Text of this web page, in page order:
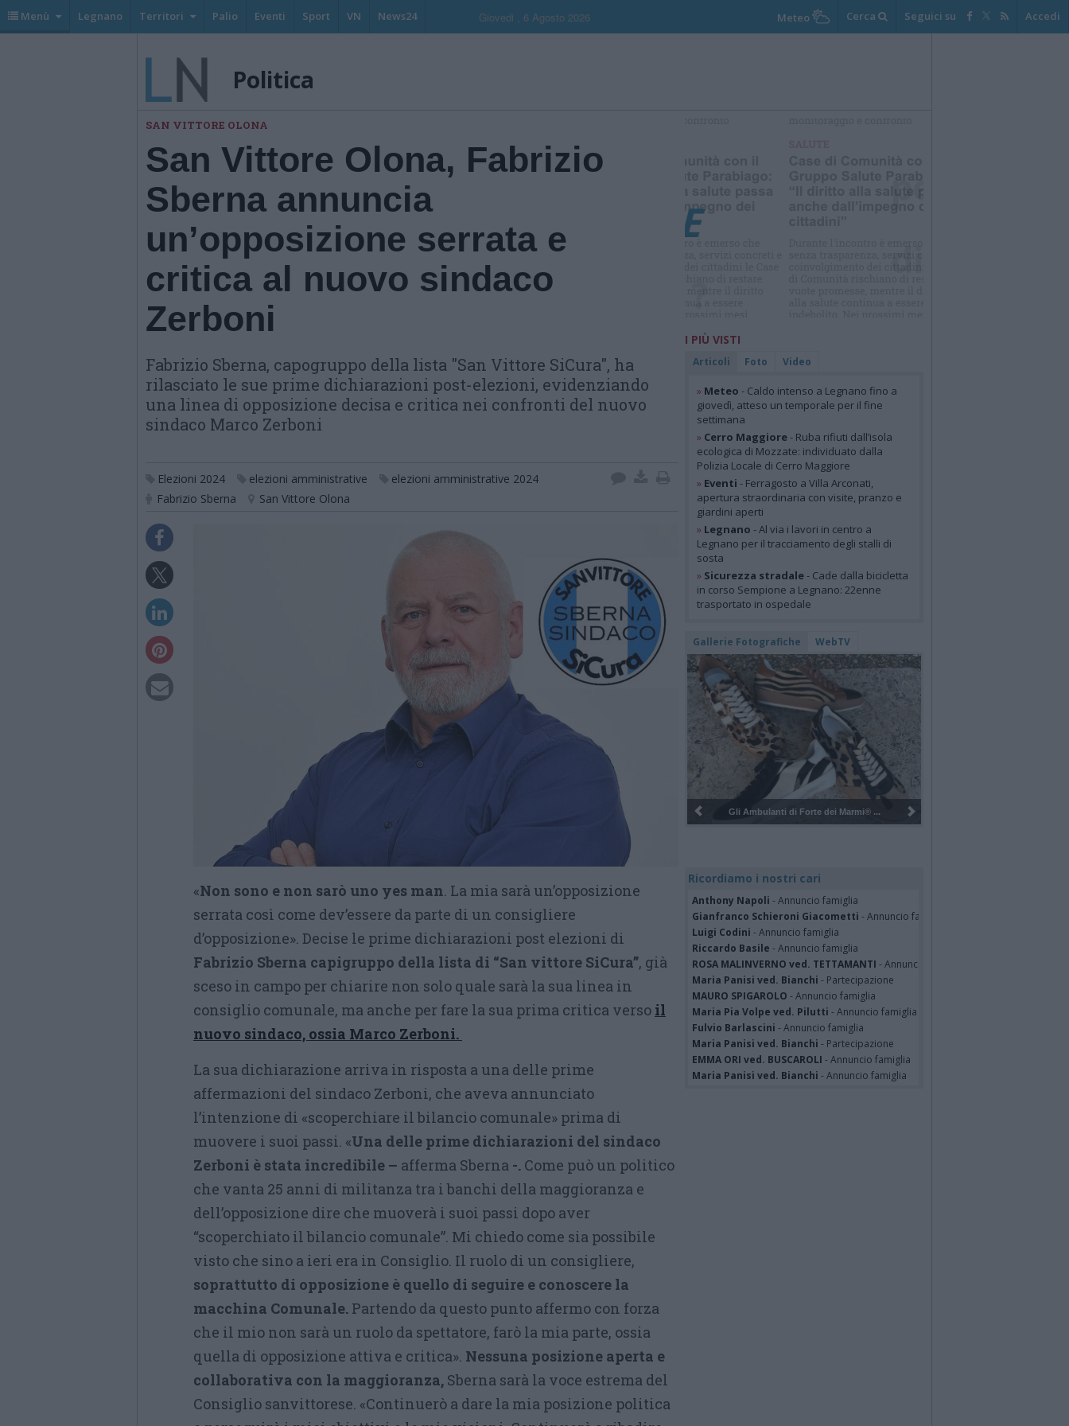
Menù Legnano Territori Palio Eventi Sport VN News24 Giovedi , 6 Agosto 2026 Meteo Cerca Seguici su Accedi
Politica
SAN VITTORE OLONA
San Vittore Olona, Fabrizio
Sberna annuncia
un’opposizione serrata e
critica al nuovo sindaco
Zerboni
Fabrizio Sberna, capogruppo della lista "San Vittore SiCura", ha
rilasciato le sue prime dichiarazioni post-elezioni, evidenziando
una linea di opposizione decisa e critica nei confronti del nuovo
sindaco Marco Zerboni
Elezioni 2024 elezioni amministrative
elezioni amministrative 2024
Fabrizio Sberna
San Vittore Olona
«Non sono e non sarò uno yes man. La mia sarà un’opposizione
serrata così come dev’essere da parte di un consigliere
d’opposizione». Decise le prime dichiarazioni post elezioni di
Fabrizio Sberna capigruppo della lista di “San vittore SiCura”, già
sceso in campo per chiarire non solo quale sarà la sua linea in
consiglio comunale, ma anche per fare la sua prima critica verso il
nuovo sindaco, ossia Marco Zerboni.
La sua dichiarazione arriva in risposta a una delle prime
affermazioni del sindaco Zerboni, che aveva annunciato
l’intenzione di «scoperchiare il bilancio comunale» prima di
muovere i suoi passi. «Una delle prime dichiarazioni del sindaco
Zerboni è stata incredibile – afferma Sberna -. Come può un politico
che vanta 25 anni di militanza tra i banchi della maggioranza e
dell’opposizione dire che muoverà i suoi passi dopo aver
“scoperchiato il bilancio comunale”. Mi chiedo come sia possibile
visto che sino a ieri era in Consiglio. Il ruolo di un consigliere,
soprattutto di opposizione è quello di seguire e conoscere la
macchina Comunale. Partendo da questo punto affermo con forza
che il mio non sarà un ruolo da spettatore, farò la mia parte, ossia
quella di opposizione attiva e critica». Nessuna posizione aperta e
collaborativa con la maggioranza, Sberna sarà la voce estrema del
Consiglio sanvittorese. «Continuerò a dare la mia posizione politica
I PIÙ VISTI
Articoli Foto Video
» Meteo - Caldo intenso a Legnano fino a
giovedì, atteso un temporale per il fine
settimana
» Cerro Maggiore- Ruba rifiuti dall’isola
ecologica di Mozzate: individuato dalla
Polizia Locale di Cerro Maggiore
» Eventi - Ferragosto a Villa Arconati,
apertura straordinaria con visite, pranzo e
giardini aperti
» Legnano - Al via i lavori in centro a
Legnano per il tracciamento degli stalli di
sosta
» Sicurezza stradale- Cade dalla bicicletta
in corso Sempione a Legnano: 22enne
trasportato in ospedale
Gallerie Fotografiche WebTV
Pulizia del bosco del Rugareto a ...
Ricordiamo i nostri cari
Anthony Napoli - Annuncio famiglia
Gianfranco Schieroni Giacometti - Annuncio famiglia
Luigi Codini - Annuncio famiglia
Riccardo Basile - Annuncio famiglia
ROSA MALINVERNO ved. TETTAMANTI - Annuncio famiglia
Maria Panisi ved. Bianchi - Partecipazione
MAURO SPIGAROLO - Annuncio famiglia
Maria Pia Volpe ved. Pilutti - Annuncio famiglia
Fulvio Barlascini - Annuncio famiglia
Maria Panisi ved. Bianchi - Partecipazione
EMMA ORI ved. BUSCAROLI - Annuncio famiglia
Maria Panisi ved. Bianchi - Annuncio famiglia